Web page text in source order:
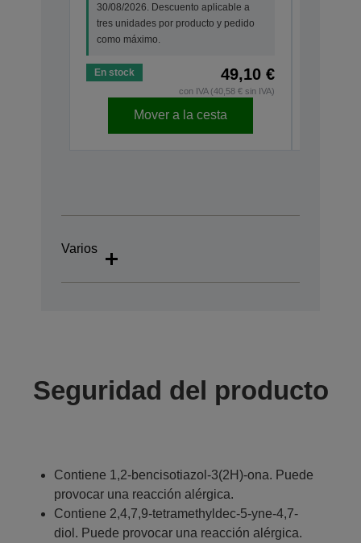
30/08/2026. Descuento aplicable a
tres unidades por producto y pedido
como máximo.
En stock 49,10 €
con IVA (40,58 € sin IVA)
Mover a la cesta
Varios
Seguridad del producto
Contiene 1,2-bencisotiazol-3(2H)-ona. Puede
provocar una reacción alérgica.
Contiene 2,4,7,9-tetramethyldec-5-yne-4,7-
diol. Puede provocar una reacción alérgica.